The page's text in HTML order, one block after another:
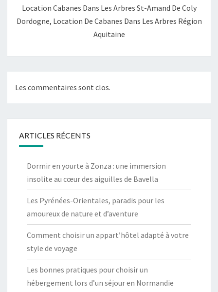
Location Cabanes Dans Les Arbres St-Amand De Coly
Dordogne, Location De Cabanes Dans Les Arbres Région
Aquitaine
Les commentaires sont clos.
ARTICLES RÉCENTS
Dormir en yourte à Zonza : une immersion
insolite au cœur des aiguilles de Bavella
Les Pyrénées-Orientales, paradis pour les
amoureux de nature et d’aventure
Comment choisir un appart’hôtel adapté à votre
style de voyage
Les bonnes pratiques pour choisir un
hébergement lors d’un séjour en Normandie